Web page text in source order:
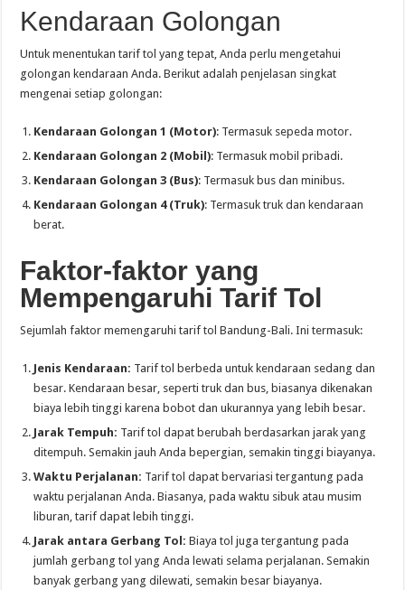
Kendaraan Golongan
Untuk menentukan tarif tol yang tepat, Anda perlu mengetahui
golongan kendaraan Anda. Berikut adalah penjelasan singkat
mengenai setiap golongan:
Kendaraan Golongan 1 (Motor): Termasuk sepeda motor.
Kendaraan Golongan 2 (Mobil): Termasuk mobil pribadi.
Kendaraan Golongan 3 (Bus): Termasuk bus dan minibus.
Kendaraan Golongan 4 (Truk): Termasuk truk dan kendaraan
berat.
Faktor-faktor yang
Mempengaruhi Tarif Tol
Sejumlah faktor memengaruhi tarif tol Bandung-Bali. Ini termasuk:
Jenis Kendaraan: Tarif tol berbeda untuk kendaraan sedang dan
besar. Kendaraan besar, seperti truk dan bus, biasanya dikenakan
biaya lebih tinggi karena bobot dan ukurannya yang lebih besar.
Jarak Tempuh: Tarif tol dapat berubah berdasarkan jarak yang
ditempuh. Semakin jauh Anda bepergian, semakin tinggi biayanya.
Waktu Perjalanan: Tarif tol dapat bervariasi tergantung pada
waktu perjalanan Anda. Biasanya, pada waktu sibuk atau musim
liburan, tarif dapat lebih tinggi.
Jarak antara Gerbang Tol: Biaya tol juga tergantung pada
jumlah gerbang tol yang Anda lewati selama perjalanan. Semakin
banyak gerbang yang dilewati, semakin besar biayanya.